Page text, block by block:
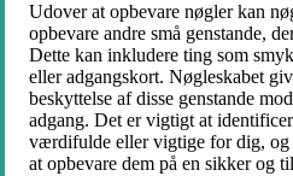
Udover at opbevare nøgler kan
opbevare andre små genstande,
Dette kan inkludere ting som
eller adgangskort. Nøgleskabet
beskyttelse af disse genstande
adgang. Det er vigtigt at
værdifulde eller vigtige for dig, og
at opbevare dem på en sikker og